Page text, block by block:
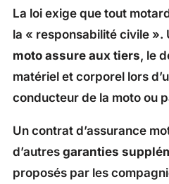
La loi exige que tout
la « responsabilité civile ».
moto assure aux tiers, le
matériel et corporel lors
conducteur de la moto ou
Un contrat d’assurance
d’autres garanties
proposés par les